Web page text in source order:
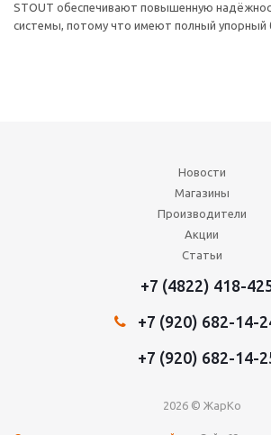
STOUT обеспечивают повышенную
системы, потому что имеют полный упорный
Новости
Магазины
Производители
Акции
Статьи
+7 (4822) 418-
+7 (920) 682-14-
+7 (920) 682-14-
2026 © ЖарКо